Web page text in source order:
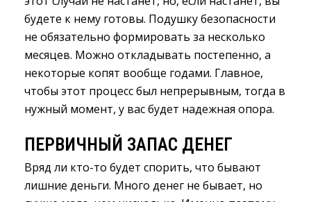
будете к нему готовы. Подушку безопасности
не обязательно формировать за несколько
месяцев. Можно откладывать постепенно, а
некоторые копят вообще годами. Главное,
чтобы этот процесс был непрерывным, тогда в
нужный момент, у вас будет надежная опора.
ПЕРВИЧНЫЙ ЗАПАС ДЕНЕГ
Вряд ли кто-то будет спорить, что бывают
лишние деньги. Много денег не бывает, но